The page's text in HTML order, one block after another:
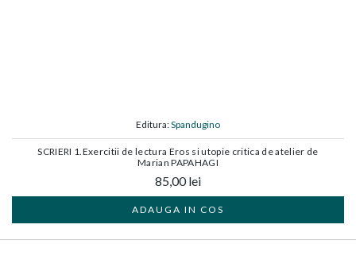
Editura:Spandugino
SCRIERI 1.Exercitii de lectura Eros si utopie critica de atelier de
Marian PAPAHAGI
85,00 lei
ADAUGA IN COS